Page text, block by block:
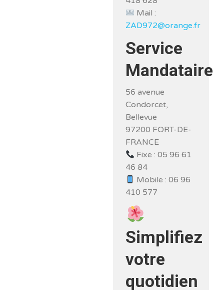
Mail :
ZAD972@orange.fr
Service
Mandataire
56 avenue
Condorcet,
Bellevue
97200 FORT-DE-
FRANCE
Fixe : 05 96 61
46 84
Mobile : 06 96
410 577
Simplifiez
votre
quotidien